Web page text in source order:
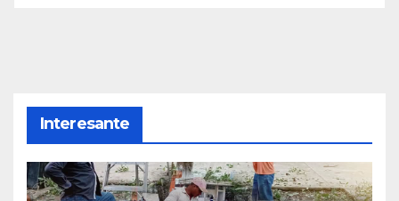
Interesante